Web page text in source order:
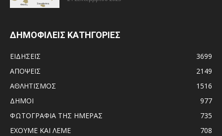
ΔΗΜΟΦΙΛΕΙΣ ΚΑΤΗΓΟΡΙΕΣ
ΕΙΔΗΣΕΙΣ
3699
ΑΠΟΨΕΙΣ
2149
ΑΘΛΗΤΙΣΜΟΣ
1516
ΔΗΜΟΙ
977
ΦΩΤΟΓΡΑΦΙΑ ΤΗΣ ΗΜΕΡΑΣ
735
ΕΧΟΥΜΕ ΚΑΙ ΛΕΜΕ
708